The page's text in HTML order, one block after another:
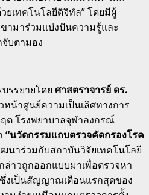
เทคโนโลยีดิจิทัล” โดยมีผู้
ามาร่วมแบ่งปันความรู้และ
บตามอง
รรยายโดย ศาสตราจารย์ ดร.
หน้าศูนย์ความเป็นเลิศทางการ
ต โรงพยาบาลจุฬาลงกรณ์
“นวัตกรรมแถบตรวจคัดกรองโรค
นาร่วมกับสถาบันวิจัยเทคโนโลยี
าวถูกออกแบบมาเพื่อตรวจหา
งเป็นสัญญาณเตือนแรกสุดของ